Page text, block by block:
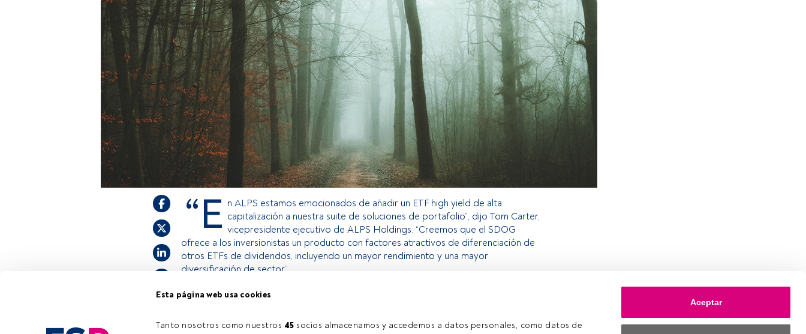
Esta página web usa cookies
Tanto nosotros como nuestros 45 socios almacenamos y accedemos a datos personales, como datos de
Aceptar
“E n ALPS estamos emocionados de añadir un ETF high yield de alta
capitalización a nuestra suite de soluciones de portafolio”, dijo Tom Carter,
vicepresidente ejecutivo de ALPS Holdings. “Creemos que el SDOG
ofrece a los inversionistas un producto con factores atractivos de diferenciación de
otros ETFs de dividendos, incluyendo un mayor rendimiento y una mayor
diversificación de sector”.
estás registrado, accede desde el botón Login. Si aún no tienes cuenta, te